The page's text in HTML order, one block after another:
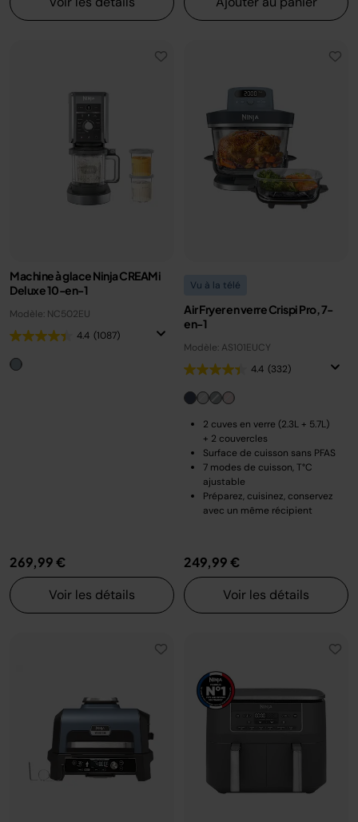
Machine à glace Ninja CREAMi
Deluxe 10-en-1
Modèle: NC502EU
4.4 (1087)
269,99 €
Voir les détails
Vu à la télé
Air Fryer en verre Crispi Pro, 7-
en-1
Modèle: AS101EUCY
4.4 (332)
2 cuves en verre (2.3L + 5.7L)
+ 2 couvercles
Surface de cuisson sans PFAS
7 modes de cuisson, T°C
ajustable
Préparez, cuisinez, conservez
avec un même récipient
249,99 €
Voir les détails